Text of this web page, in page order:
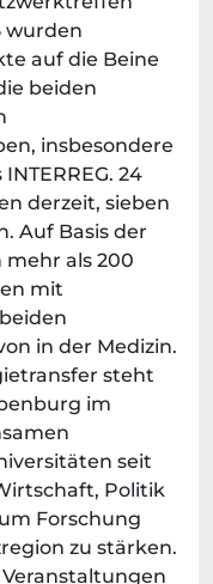
wurden
auf die Beine
beiden
insbesondere
24
derzeit, sieben
Auf Basis der
als 200
mit
in der Medizin.
steht
im
seit
Politik
Forschung
zu stärken.